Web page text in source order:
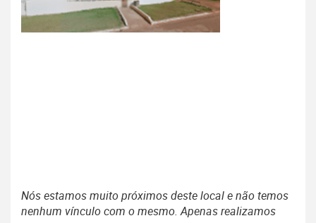
Nós estamos muito próximos deste local e não temos
nenhum vínculo com o mesmo. Apenas realizamos